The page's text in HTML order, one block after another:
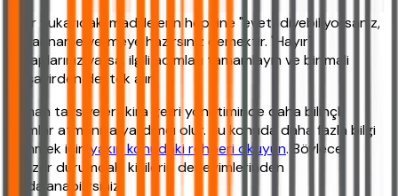
Eğer yukarıdaki maddelerin hepsine "evet" diyebiliyorsanız,
beyanname vermeye hazırsınız demektir. "Hayır"
cevaplarınız varsa, ilgili adımları tamamlayın ve bir mali
müşavirden destek alın.
Uzman tavsiyeleri, kira geliri yönetiminde daha bilinçli
adımlar atmanıza yardımcı olur. Bu konuda daha fazla bilgi
edinmek için yakın konudaki rehberi okuyun. Böylece
benzer durumdaki kişilerin deneyimlerinden
faydalanabilirsiniz.